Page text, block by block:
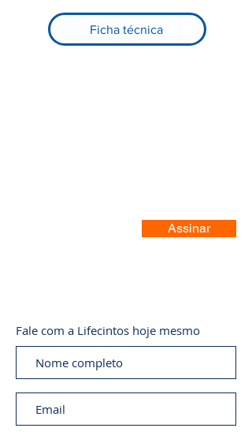
Ficha técnica
Assinar
Fale com a Lifecintos hoje mesmo